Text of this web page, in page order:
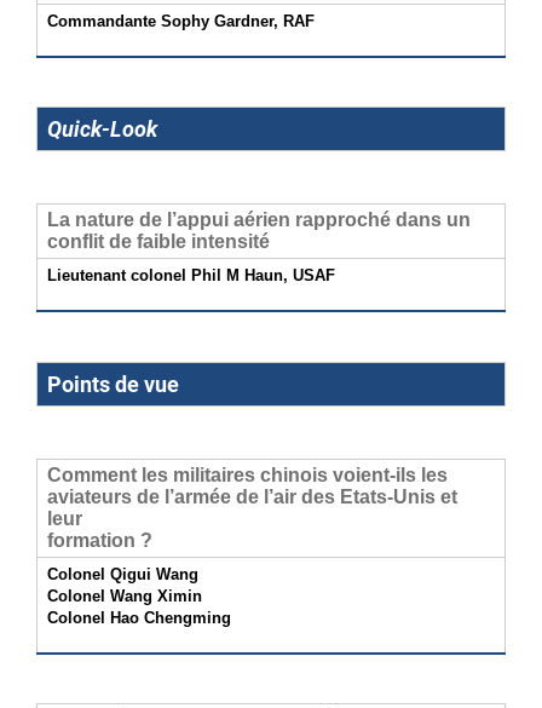
Commandante Sophy Gardner, RAF
Quick-Look
La nature de l’appui aérien rapproché dans un
conflit de faible intensité
Lieutenant colonel Phil M Haun, USAF
Points de vue
Comment les militaires chinois voient-ils les
aviateurs de l’armée de l’air des Etats-Unis et
leur
formation ?
Colonel Qigui Wang
Colonel Wang Ximin
Colonel Hao Chengming